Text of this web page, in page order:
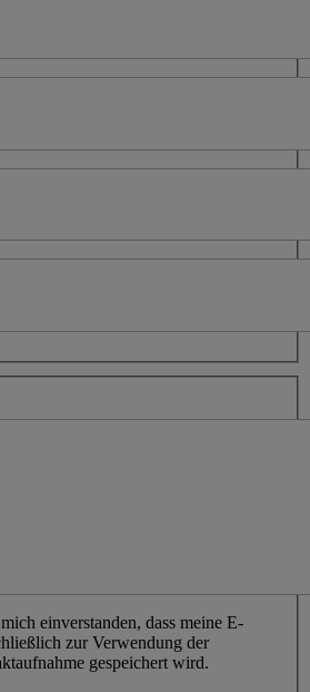
einverstanden, dass meine E-
zur Verwendung der
gespeichert wird.